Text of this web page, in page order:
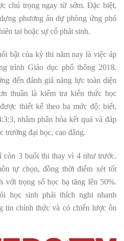
chú trọng ngay từ sớm. Đặc biệt,
phương án dự phòng ứng phó
tai hoặc sự cố phát sinh.
bật của kỳ thi năm nay là việc áp
trình Giáo dục phổ thông 2018.
đến đánh giá năng lực toàn diện
thuần là kiểm tra kiến thức học
thiết kế theo ba mức độ: biết,
nhằm phân hóa kết quả và đáp
trường đại học, cao đẳng.
còn 3 buổi thi thay vì 4 như trước.
tự chọn, đồng thời điểm xét tốt
với trọng số học bạ tăng lên 50%.
học sinh phải thích nghi nhanh
tin chính thức và có chiến lược ôn